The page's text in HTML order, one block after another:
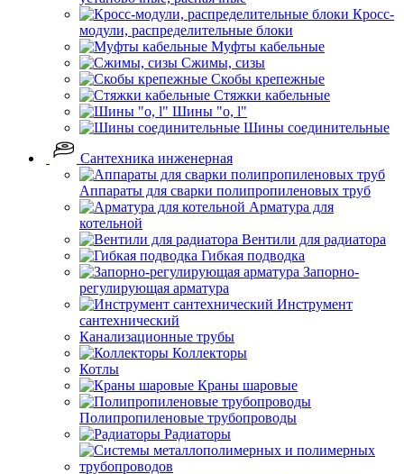
Кросс-
модули, распределительные блоки
Муфты кабельные
Сжимы, сизы
Скобы крепежные
Стяжки кабельные
Шины "o, l"
Шины соединительные
Сантехника инженерная
Аппараты для сварки полипропиленовых труб
Арматура для
котельной
Вентили для радиатора
Гибкая подводка
Запорно-
регулирующая арматура
Инструмент
сантехнический
Канализационные трубы
Коллекторы
Котлы
Краны шаровые
Полипропиленовые трубопроводы
Радиаторы